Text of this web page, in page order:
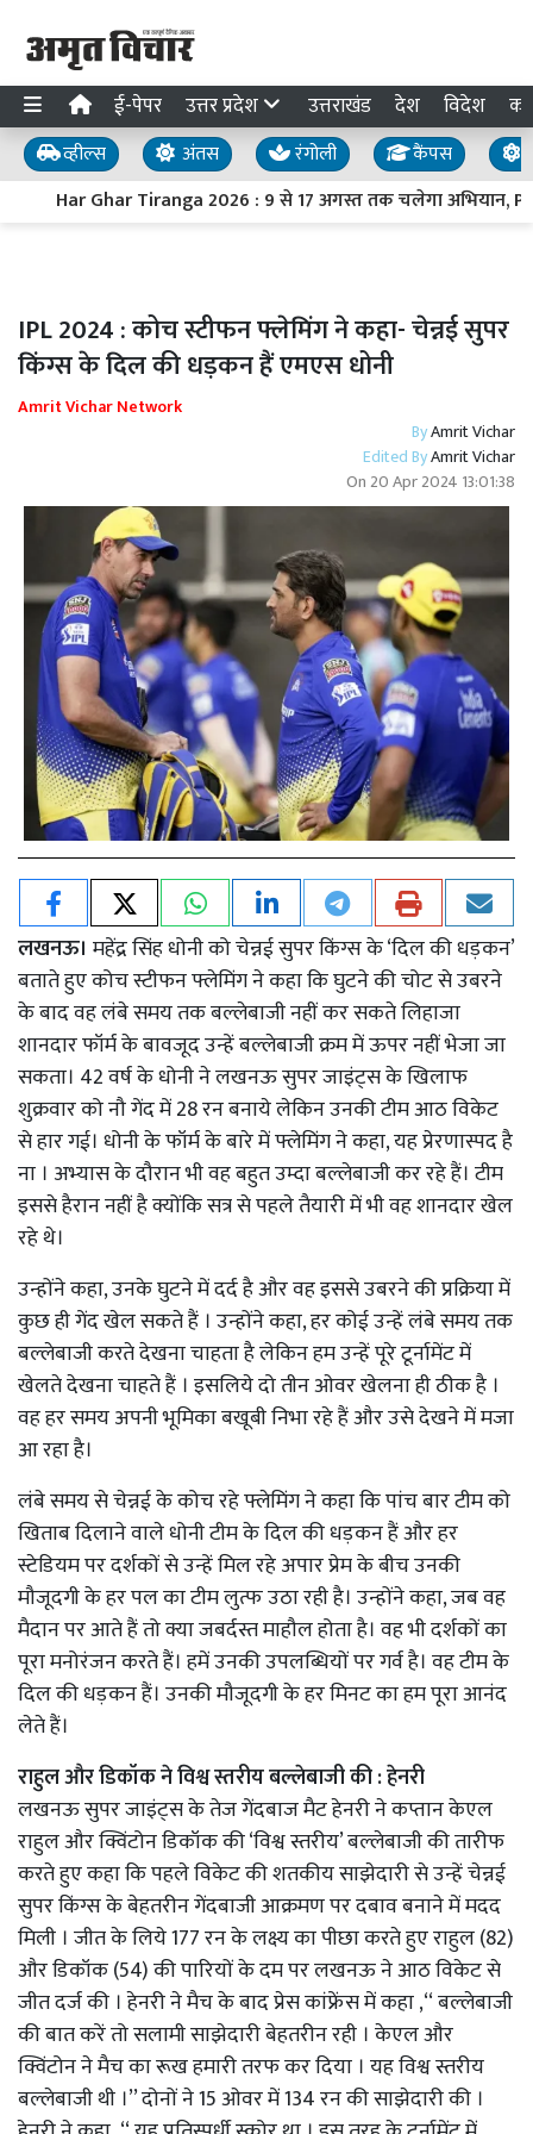
ई-पेपर उत्तर प्रदेश उत्तराखंड देश विदेश
व्हील्स अंतस रंगोली कैंपस
Har Ghar Tiranga 2026 : 9 से 17 अगस्त तक चलेगा अभियान, PM
IPL 2024 : कोच स्टीफन फ्लेमिंग ने कहा- चेन्नई सुपर
किंग्स के दिल की धड़कन हैं एमएस धोनी
Amrit Vichar Network
ByAmrit Vichar
Edited ByAmrit Vichar
On 20 Apr 2024 13:01:38
लखनऊ। महेंद्र सिंह धोनी को चेन्नई सुपर किंग्स के ‘दिल की धड़कन’
बताते हुए कोच स्टीफन फ्लेमिंग ने कहा कि घुटने की चोट से उबरने
के बाद वह लंबे समय तक बल्लेबाजी नहीं कर सकते लिहाजा
शानदार फॉर्म के बावजूद उन्हें बल्लेबाजी क्रम में ऊपर नहीं भेजा जा
सकता। 42 वर्ष के धोनी ने लखनऊ सुपर जाइंट्स के खिलाफ
शुक्रवार को नौ गेंद में 28 रन बनाये लेकिन उनकी टीम आठ विकेट
से हार गई। धोनी के फॉर्म के बारे में फ्लेमिंग ने कहा, यह प्रेरणास्पद है
ना । अभ्यास के दौरान भी वह बहुत उम्दा बल्लेबाजी कर रहे हैं। टीम
इससे हैरान नहीं है क्योंकि सत्र से पहले तैयारी में भी वह शानदार खेल
रहे थे।
उन्होंने कहा, उनके घुटने में दर्द है और वह इससे उबरने की प्रक्रिया में
कुछ ही गेंद खेल सकते हैं । उन्होंने कहा, हर कोई उन्हें लंबे समय तक
बल्लेबाजी करते देखना चाहता है लेकिन हम उन्हें पूरे टूर्नामेंट में
खेलते देखना चाहते हैं । इसलिये दो तीन ओवर खेलना ही ठीक है ।
वह हर समय अपनी भूमिका बखूबी निभा रहे हैं और उसे देखने में मजा
आ रहा है।
लंबे समय से चेन्नई के कोच रहे फ्लेमिंग ने कहा कि पांच बार टीम को
खिताब दिलाने वाले धोनी टीम के दिल की धड़कन हैं और हर
स्टेडियम पर दर्शकों से उन्हें मिल रहे अपार प्रेम के बीच उनकी
मौजूदगी के हर पल का टीम लुत्फ उठा रही है। उन्होंने कहा, जब वह
मैदान पर आते हैं तो क्या जबर्दस्त माहौल होता है। वह भी दर्शकों का
पूरा मनोरंजन करते हैं। हमें उनकी उपलब्धियों पर गर्व है। वह टीम के
दिल की धड़कन हैं। उनकी मौजूदगी के हर मिनट का हम पूरा आनंद
लेते हैं।
राहुल और डिकॉक ने विश्व स्तरीय बल्लेबाजी की : हेनरी
लखनऊ सुपर जाइंट्स के तेज गेंदबाज मैट हेनरी ने कप्तान केएल
राहुल और क्विंटोन डिकॉक की ‘विश्व स्तरीय’ बल्लेबाजी की तारीफ
करते हुए कहा कि पहले विकेट की शतकीय साझेदारी से उन्हें चेन्नई
सुपर किंग्स के बेहतरीन गेंदबाजी आक्रमण पर दबाव बनाने में मदद
मिली । जीत के लिये 177 रन के लक्ष्य का पीछा करते हुए राहुल (82)
और डिकॉक (54) की पारियों के दम पर लखनऊ ने आठ विकेट से
जीत दर्ज की । हेनरी ने मैच के बाद प्रेस कांफ्रेंस में कहा ,‘‘ बल्लेबाजी
की बात करें तो सलामी साझेदारी बेहतरीन रही । केएल और
क्विंटोन ने मैच का रूख हमारी तरफ कर दिया । यह विश्व स्तरीय
बल्लेबाजी थी ।’’ दोनों ने 15 ओवर में 134 रन की साझेदारी की ।